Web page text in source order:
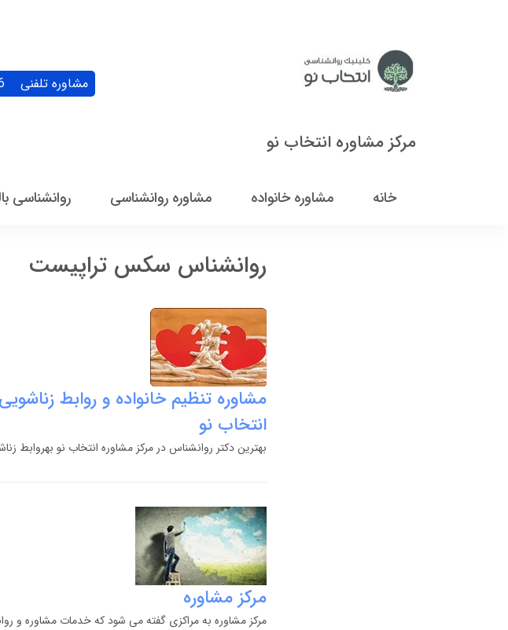
مرکز مشاوره انتخاب نو
مشاوره تلفنی
خانه مشاوره خانواده مشاوره روانشناسی روانشناسی
روانشناس سکس تراپیست
مشاوره تنظیم خانواده و روابط
انتخاب نو
بهترین دکتر روانشناس در مرکز مشاوره انتخاب نو
مرکز مشاوره
مرکز مشاوره به مراکزی گفته می شود که خدمات مشاوره و